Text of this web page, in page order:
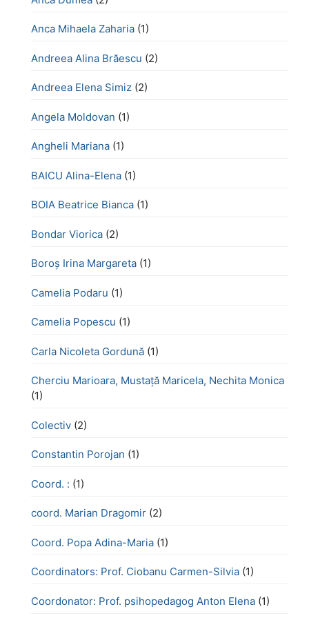
Anca Mihaela Zaharia (1)
Andreea Alina Brăescu (2)
Andreea Elena Simiz (2)
Angela Moldovan (1)
Angheli Mariana (1)
BAICU Alina-Elena (1)
BOIA Beatrice Bianca (1)
Bondar Viorica (2)
Boroş Irina Margareta (1)
Camelia Podaru (1)
Camelia Popescu (1)
Carla Nicoleta Gordună (1)
Cherciu Marioara, Mustață Maricela, Nechita Monica
(1)
Colectiv (2)
Constantin Porojan (1)
Coord. : (1)
coord. Marian Dragomir (2)
Coord. Popa Adina-Maria (1)
Coordinators: Prof. Ciobanu Carmen-Silvia (1)
Coordonator: Prof. psihopedagog Anton Elena (1)